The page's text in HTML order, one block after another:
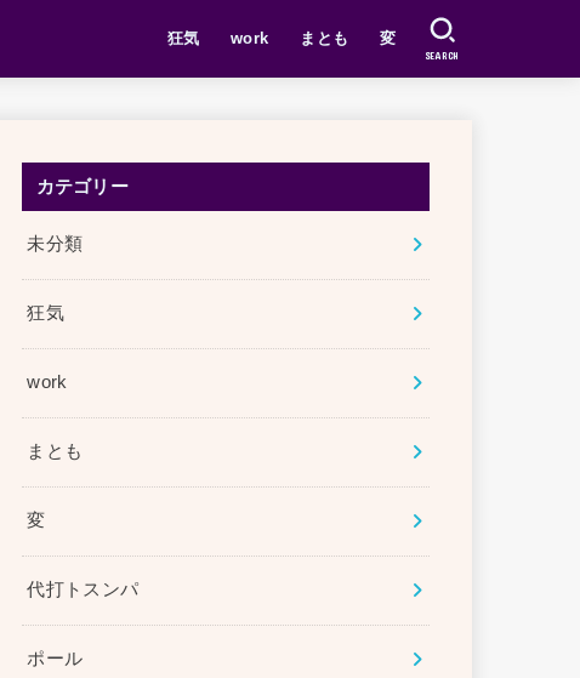
狂気 work まとも 変
SEARCH
カテゴリー
未分類
狂気
work
まとも
変
代打トスンパ
ポール